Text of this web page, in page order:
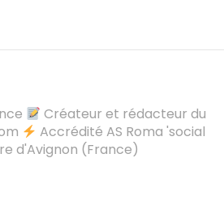
Créateur et rédacteur du
Accrédité AS Roma 'social
d'Avignon (France)